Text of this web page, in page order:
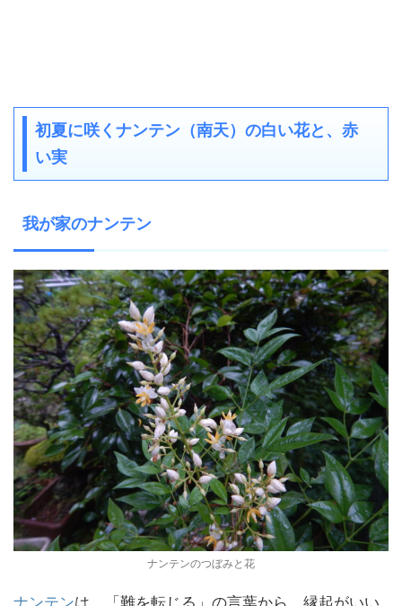
初夏に咲くナンテン（南天）の白い花と、赤
い実
我が家のナンテン
ナンテンのつぼみと花
ナンテンは、「難を転じる」の言葉から、縁起がいい